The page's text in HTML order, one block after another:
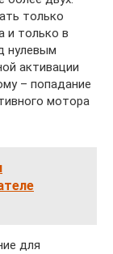
только
и только в
нулевым
активации
– попадание
мотора
для